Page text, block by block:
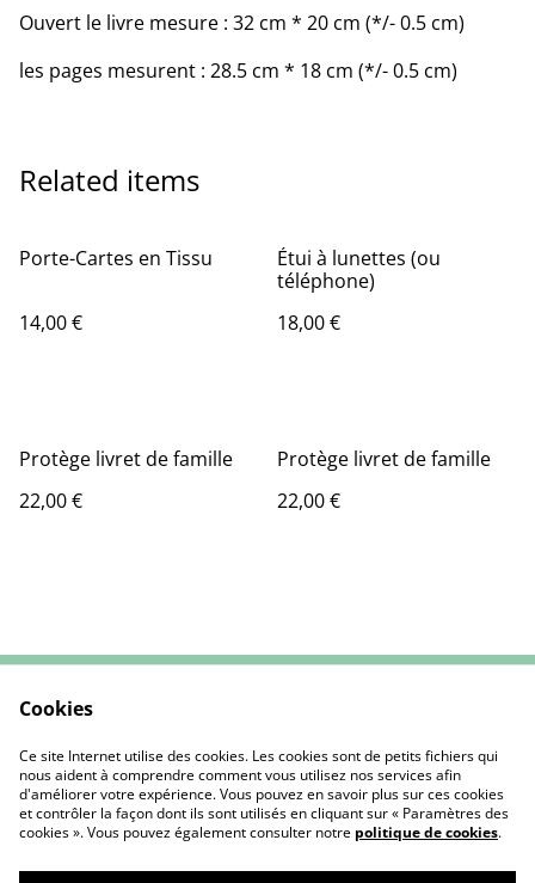
Ouvert le livre mesure : 32 cm * 20 cm (*/- 0.5 cm)
les pages mesurent : 28.5 cm * 18 cm (*/- 0.5 cm)
Related items
Porte-Cartes en Tissu
14,00 €
Étui à lunettes (ou
téléphone)
18,00 €
Protège livret de famille
22,00 €
Protège livret de famille
22,00 €
Mentions Légales
Politique de cookies
Cookies
Ce site Internet utilise des cookies. Les cookies sont de petits fichiers qui
nous aident à comprendre comment vous utilisez nos services afin
d'améliorer votre expérience. Vous pouvez en savoir plus sur ces cookies
et contrôler la façon dont ils sont utilisés en cliquant sur « Paramètres des
cookies ». Vous pouvez également consulter notre politique de cookies.